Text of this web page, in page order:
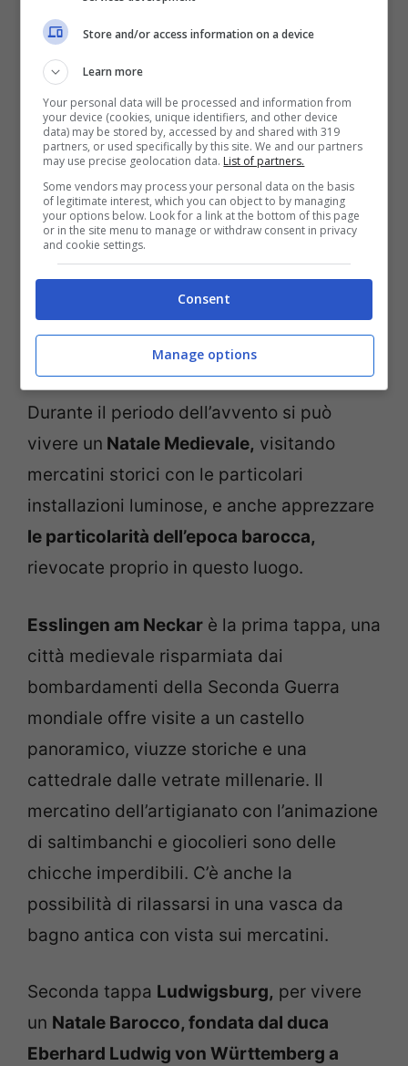
pratici- ViaggiNews.com
Pe organizzare questo viaggio inoltre
serve passaportoné impazzire a
prenotare alloggio e ristoranti, perchénel
centro si trovano tutte le soluzioni
possibili.Dagli Hotel più strani come il
Nestor Hotel di Ludwigsburgche è un ex
carcere ristrutturato, fino a ristoranti come
Mattis e il Weinkeller Einhorn
cucina tipica del posto. IlMaultauschenè
da provare assolutamente!
Durante il periodo dell’avvento si può
vivere un Natale Medievale, visitando
mercatini storici con le particolari
installazioni luminose, e anche apprezzare
le particolarità dell’epoca barocca,
rievocate proprio in questo luogo.
Esslingen am Neckar è la prima tappa, una
città medievale risparmiata dai
bombardamenti della Seconda Guerra
mondiale offre visite a un castello
panoramico, viuzze storiche e una
cattedrale dalle vetrate millenarie. Il
mercatino dell’artigianato con l’animazione
di saltimbanchi e giocolieri sono delle
chicche imperdibili. C’è anche la
possibilità di rilassarsi in una vasca da
bagno antica con vista sui mercatini.
Seconda tappa Ludwigsburg, per vivere
un Natale Barocco, fondata dal duca
Eberhard Ludwig von Württemberg a
Store and/or access information on a device
Learn more
Your personal data will be processed and information from
your device (cookies, unique identifiers, and other device
data) may be stored by, accessed by and shared with 319
partners, or used specifically by this site. We and our partners
may use precise geolocation data. List of partners.
Some vendors may process your personal data on the basis
of legitimate interest, which you can object to by managing
your options below. Look for a link at the bottom of this page
or in the site menu to manage or withdraw consent in privacy
and cookie settings.
Consent
Manage options